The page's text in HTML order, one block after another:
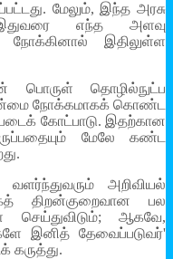
மேலும், இந்த அரசு
இதுவரை எந்த அளவு
நோக்கினால் இதிலுள்ள
பொருள் தொழில்நுட்ப
நோக்கமாகக் கொண்ட
கோட்பாடு. இதற்கான
மேலே கண்ட
அறிவியல்
திறன்குறைவான பல
ஆகவே,
இனித் தேவைப்படுவர்'
கருத்து.